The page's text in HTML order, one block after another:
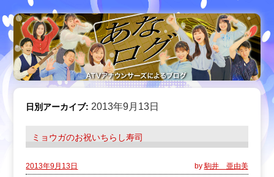
日別アーカイブ:2013年9月13日
ミョウガのお祝いちらし寿司
2013年9月13日 by駒井 亜由美